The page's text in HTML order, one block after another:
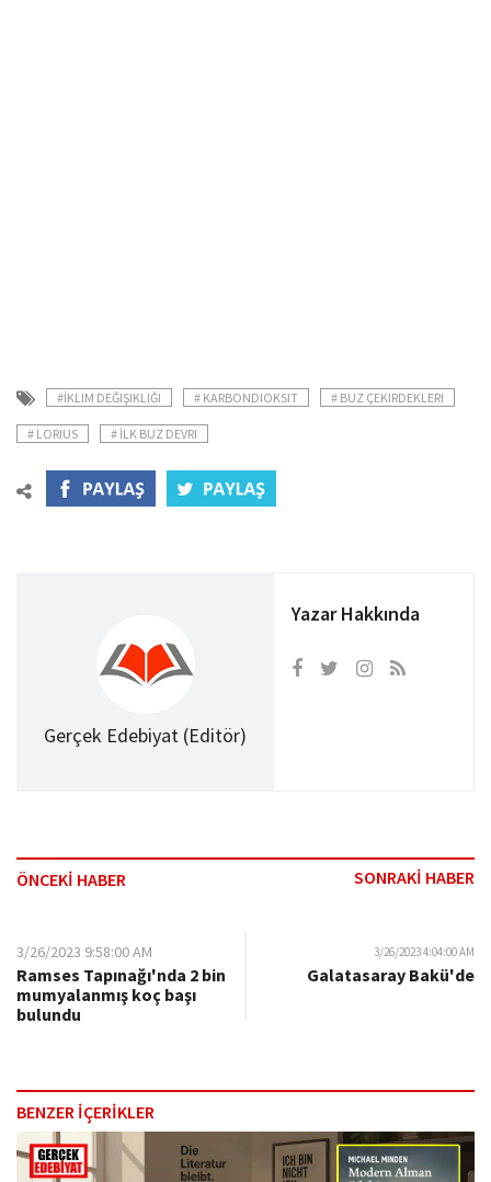
#İKLIM DEĞIŞIKLIĞI # KARBONDIOKSIT # BUZ ÇEKIRDEKLERI
# LORIUS # İLK BUZ DEVRI
Gerçek Edebiyat (Editör)
Yazar Hakkında
ÖNCEKİ HABER SONRAKİ HABER
3/26/2023 9:58:00 AM
Ramses Tapınağı'nda 2 bin
mumyalanmış koç başı
bulundu
3/26/2023 4:04:00 AM
Galatasaray Bakü'de
BENZER İÇERİKLER